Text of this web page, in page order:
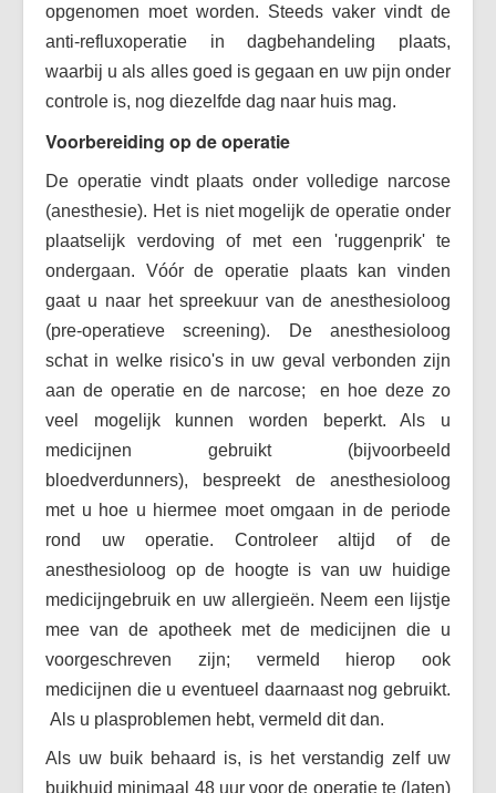
opgenomen moet worden. Steeds vaker vindt de
anti-refluxoperatie in dagbehandeling plaats,
waarbij u als alles goed is gegaan en uw pijn onder
controle is, nog diezelfde dag naar huis mag.
Voorbereiding op de operatie
De operatie vindt plaats onder volledige narcose
(anesthesie). Het is niet mogelijk de operatie onder
plaatselijk verdoving of met een 'ruggenprik' te
ondergaan. Vóór de operatie plaats kan vinden
gaat u naar het spreekuur van de anesthesioloog
(pre-operatieve screening). De anesthesioloog
schat in welke risico's in uw geval verbonden zijn
aan de operatie en de narcose; en hoe deze zo
veel mogelijk kunnen worden beperkt. Als u
medicijnen gebruikt (bijvoorbeeld
bloedverdunners), bespreekt de anesthesioloog
met u hoe u hiermee moet omgaan in de periode
rond uw operatie. Controleer altijd of de
anesthesioloog op de hoogte is van uw huidige
medicijngebruik en uw allergieën. Neem een lijstje
mee van de apotheek met de medicijnen die u
voorgeschreven zijn; vermeld hierop ook
medicijnen die u eventueel daarnaast nog gebruikt.
Als u plasproblemen hebt, vermeld dit dan.
Als uw buik behaard is, is het verstandig zelf uw
buikhuid minimaal 48 uur voor de operatie te (laten)